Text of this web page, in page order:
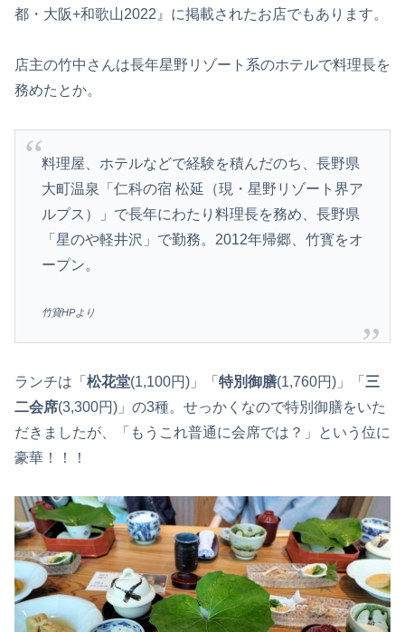
都・大阪+和歌山2022』に掲載されたお店でもあります。
店主の竹中さんは長年星野リゾート系のホテルで料理長を
務めたとか。
料理屋、ホテルなどで経験を積んだのち、長野県
大町温泉「仁科の宿 松延（現・星野リゾート界ア
ルプス）」で長年にわたり料理長を務め、長野県
「星のや軽井沢」で勤務。2012年帰郷、竹寳をオ
ープン。
竹寶HPより
ランチは「 松花堂(1,100円)」「 特別御膳(1,760円)」「 三
二会席(3,300円)」の3種。せっかくなので特別御膳をいた
だきましたが、「もうこれ普通に会席では？」という位に
豪華！！！